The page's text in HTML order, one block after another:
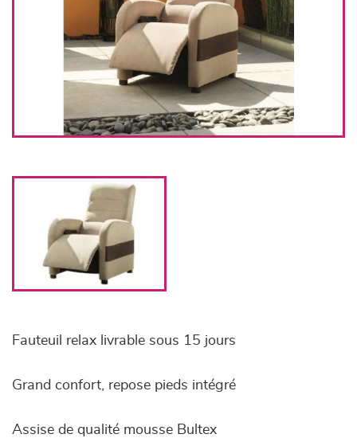
Fauteuil relax livrable sous 15 jours
Grand confort, repose pieds intégré
Assise de qualité mousse Bultex